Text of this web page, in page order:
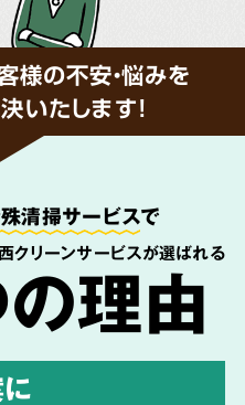
様の不安・悩みを
いたします!
清掃サービスで
クリーンサービスが選ばれる
理由